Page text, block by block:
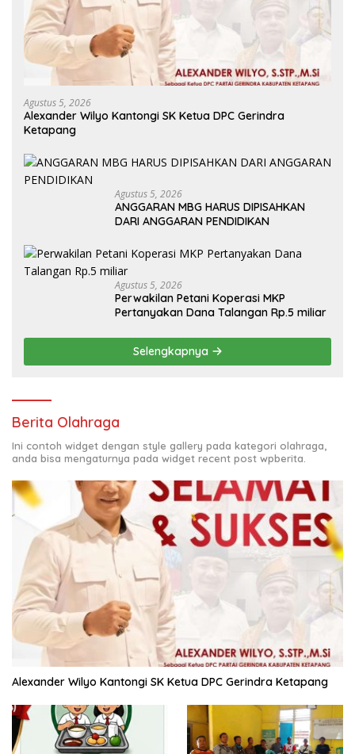
Agustus 5, 2026
Alexander Wilyo Kantongi SK Ketua DPC Gerindra
Ketapang
Agustus 5, 2026
ANGGARAN MBG HARUS DIPISAHKAN
DARI ANGGARAN PENDIDIKAN
Agustus 5, 2026
Perwakilan Petani Koperasi MKP
Pertanyakan Dana Talangan Rp.5 miliar
Selengkapnya
Berita Olahraga
Ini contoh widget dengan style gallery pada kategori olahraga,
anda bisa mengaturnya pada widget recent post wpberita.
Alexander Wilyo Kantongi SK Ketua DPC Gerindra Ketapang